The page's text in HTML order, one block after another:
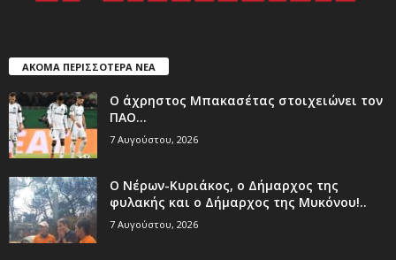
ΑΚΟΜΑ ΠΕΡΙΣΣΟΤΕΡΑ ΝΕΑ
Ο άχρηστος Μπακασέτας στοιχειώνει τον
ΠΑΟ…
7 Αυγούστου, 2026
Ο Νέρων-Κυριάκος, o Δήμαρχος της
φυλακής και ο Δήμαρχος της Μυκόνου!..
7 Αυγούστου, 2026